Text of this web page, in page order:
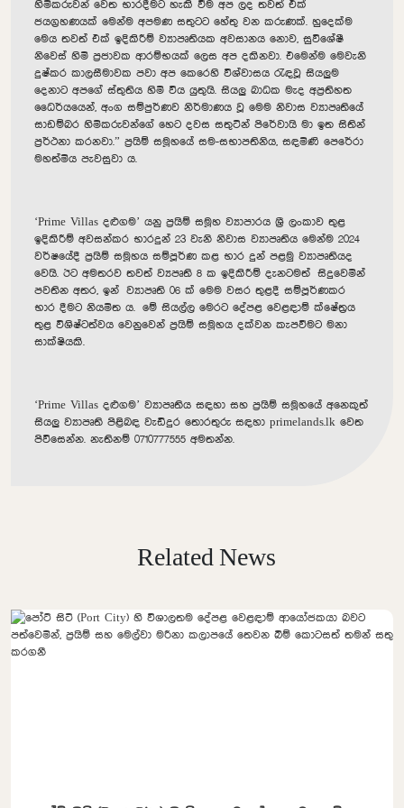
හිමිකරුවන් වෙත භාරදීමට හැකි වීම අප ලද තවත් එක්
ජයග්‍රහණයක් මෙන්ම අපමණ සතුටට හේතු වන කරුණක්. හුදෙක්ම
මෙය තවත් එක් ඉදිකිරීම් ව්‍යාපෘතියක අවසානය නොව, සුවිශේෂී
නිවෙස් හිමි ප්‍රජාවක ආරම්භයක් ලෙස අප දකිනවා. එමෙන්ම මෙවැනි
දුෂ්කර කාලසීමාවක පවා අප කෙරෙහි විශ්වාසය රැඳවූ සියලුම
දෙනාට අපගේ ස්තුතිය හිමි විය යුතුයි. සියලු බාධක මැද අප්‍රතිහත
ධෛර්යයෙන්, අංග සම්පුර්ණව නිර්මාණය වූ මෙම නිවාස ව්‍යාපෘතියේ
සාඩම්බර හිමිකරුවන්ගේ හෙට දවස සතුටින් පිරේවායි මා ඉත සිතින්
ප්‍රර්ථනා කරනවා.” ප්‍රයිම් සමූහයේ සම-සභාපතිනිය, සඳමිණි පෙරේරා
මහත්මිය පැවසුවා ය.
‘Prime Villas දළුගම’ යනු ප්‍රයිම් සමූහ ව්‍යාපාරය ශ්‍රී ලංකාව තුළ
ඉදිකිරීම් අවසන්කර භාරදුන් 23 වැනි නිවාස ව්‍යාපෘතිය මෙන්ම 2024
වර්ෂයේදී ප්‍රයිම් සමූහය සම්පූර්ණ කළ භාර දුන් පළමු ව්‍යාපෘතියද
වෙයි. ඊට අමතරව තවත් ව්‍යපෘති 8 ක ඉදිකිරීම් දැනටමත් සිදුවෙමින්
පවතින අතර, ඉන් ව්‍යාපෘති 06 ක් මෙම වසර තුළදී සම්පූර්ණකර
භාර දීමට නියමිත ය. මේ සියල්ල මෙරට දේපළ වෙළඳාම් ක්ෂේත්‍රය
තුළ විශිෂ්ටත්වය වෙනුවෙන් ප්‍රයිම් සමූහය දක්වන කැපවීමට මනා
සාක්ෂියකි.
‘Prime Villas දළුගම’ ව්‍යාපෘතිය සඳහා සහ ප්‍රයිම් සමූහයේ අනෙකුත්
සියලු ව්‍යාපෘති පිළිබඳ වැඩිදුර තොරතුරු සඳහා primelands.lk වෙත
පිවිසෙන්න. නැතිනම් 0710777555 අමතන්න.
Related News